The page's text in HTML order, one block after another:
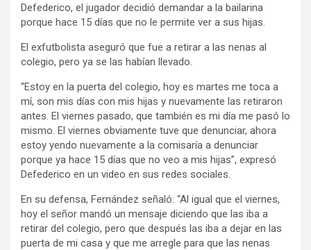
Defederico, el jugador decidió demandar a la bailarina
porque hace 15 días que no le permite ver a sus hijas.
El exfutbolista aseguró que fue a retirar a las nenas al
colegio, pero ya se las habían llevado.
“Estoy en la puerta del colegio, hoy es martes me toca a
mí, son mis días con mis hijas y nuevamente las retiraron
antes. El viernes pasado, que también es mi día me pasó lo
mismo. El viernes obviamente tuve que denunciar, ahora
estoy yendo nuevamente a la comisaría a denunciar
porque ya hace 15 días que no veo a mis hijas”, expresó
Defederico en un video en sus redes sociales.
En su defensa, Fernández señaló: “Al igual que el viernes,
hoy el señor mandó un mensaje diciendo que las iba a
retirar del colegio, pero que después las iba a dejar en las
puerta de mi casa y que me arregle para que las nenas